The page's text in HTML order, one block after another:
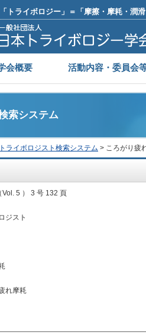
「トライボロジー」＝「摩擦・摩耗・潤
会概要 活動内容・委員会
索システム
トライボロジスト検索システム > ころがり疲
Vol. 5 ） 3 号 132 頁
ジスト
れ摩耗